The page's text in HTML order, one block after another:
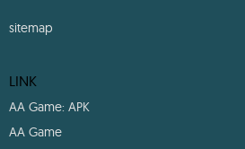
sitemap
LINK
AA Game: APK
AA Game